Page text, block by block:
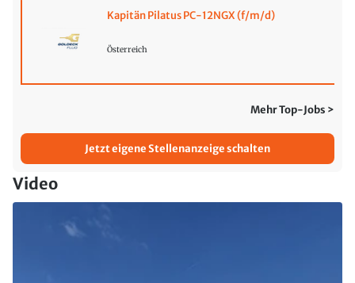
Kapitän Pilatus PC-12NGX (f/m/d)
Österreich
Mehr Top-Jobs >
Jetzt eigene Stellenanzeige schalten
Video